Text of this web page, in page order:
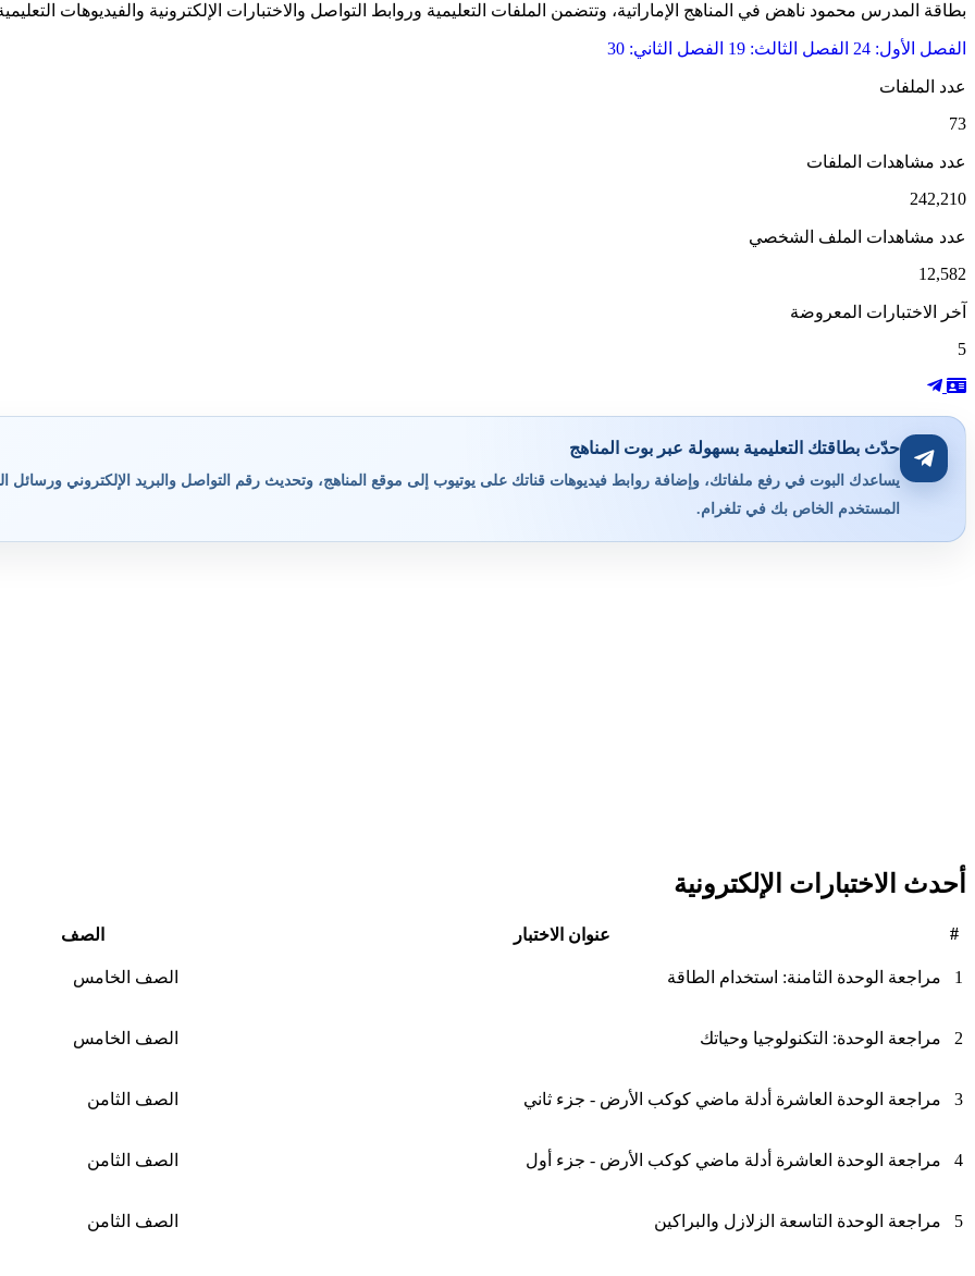
بطاقة المدرس محمود ناهض في المناهج الإماراتية، وتتضمن الملفات التعليمية وروابط التواصل والاختبارات الإلكترونية والفيديوهات
الفصل الأول: 24 الفصل الثالث: 19 الفصل الثاني: 30
عدد الملفات
73
عدد مشاهدات الملفات
242,210
عدد مشاهدات الملف الشخصي
12,582
آخر الاختبارات المعروضة
5
حدّث بطاقتك التعليمية بسهولة عبر بوت المناهج
يساعدك البوت في رفع ملفاتك، وإضافة روابط فيديوهات قناتك على يوتيوب إلى موقع المناهج، وتحديث رقم التواصل والبريد الإلكتروني ورسائل
المستخدم الخاص بك في تلغرام.
أحدث الاختبارات الإلكترونية
# عنوان الاختبار الصف
1 مراجعة الوحدة الثامنة: استخدام الطاقة الصف الخامس
2 مراجعة الوحدة: التكنولوجيا وحياتك الصف الخامس
3 مراجعة الوحدة العاشرة أدلة ماضي كوكب الأرض - جزء ثاني الصف الثامن
4 مراجعة الوحدة العاشرة أدلة ماضي كوكب الأرض - جزء أول الصف الثامن
5 مراجعة الوحدة التاسعة الزلازل والبراكين الصف الثامن